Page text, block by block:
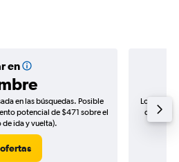
en
en las búsquedas. Posible
potencial de $471 sobre el
ida y vuelta).
Los
de